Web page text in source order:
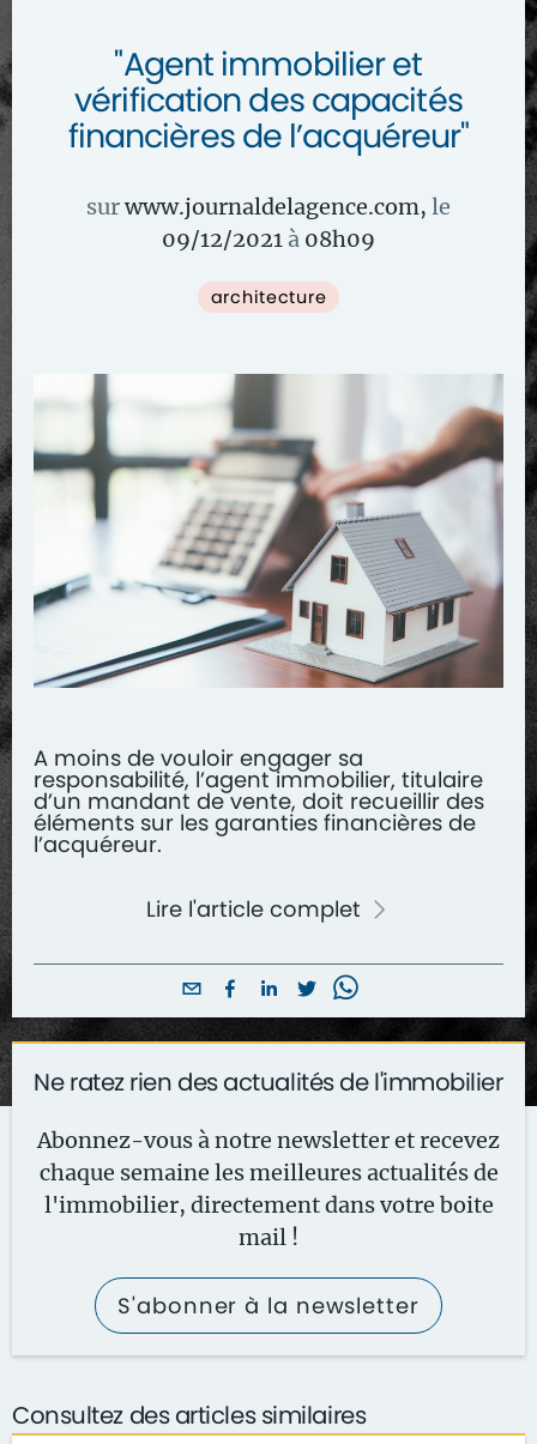
"Agent immobilier et
vérification des capacités
financières de l’acquéreur"
surwww.journaldelagence.com, le
09/12/2021 à 08h09
architecture
A moins de vouloir engager sa
responsabilité, l’agent immobilier, titulaire
d’un mandant de vente, doit recueillir des
éléments sur les garanties financières de
l’acquéreur.
Lire l'article complet
Ne ratez rien des actualités de l'immobilier
Abonnez-vous à notre newsletter et recevez
chaque semaine les meilleures actualités de
l'immobilier, directement dans votre boite
mail !
S'abonner à la newsletter
Consultez des articles similaires